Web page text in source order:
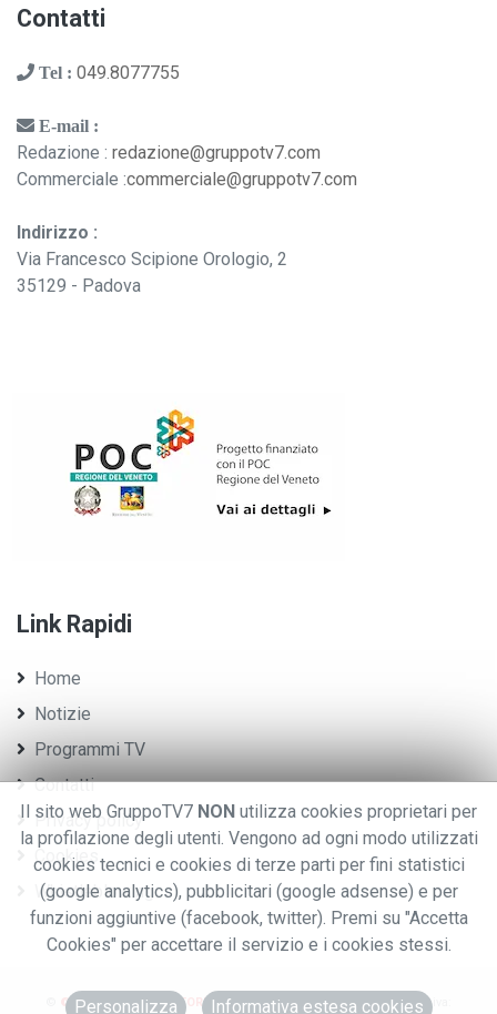
Contatti
Tel : 049.8077755
E-mail :
Redazione : redazione@gruppotv7.com
Commerciale :commerciale@gruppotv7.com
Indirizzo :
Via Francesco Scipione Orologio, 2
35129 - Padova
Link Rapidi
Home
Notizie
Programmi TV
Contatti
Privacy policy
Cookies
Whistleblowing
© 2020 GRUPPO EDITORIALE TV7..TUTTI I DIRITTI RISERVATI. - P.iva:
Il sito web GruppoTV7 NON utilizza cookies proprietari per
la profilazione degli utenti. Vengono ad ogni modo utilizzati
cookies tecnici e cookies di terze parti per fini statistici
(google analytics), pubblicitari (google adsense) e per
funzioni aggiuntive (facebook, twitter). Premi su "Accetta
Cookies" per accettare il servizio e i cookies stessi.
Personalizza Informativa estesa cookies